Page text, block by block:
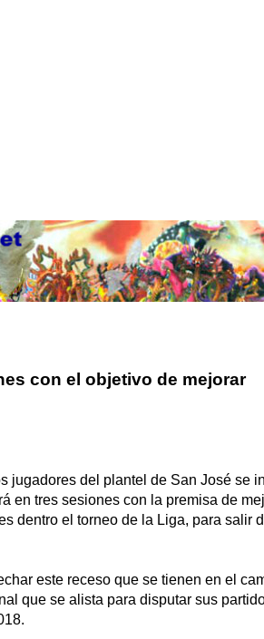
con el objetivo de mejorar
jugadores del plantel de San José se
en tres sesiones con la premisa de
dentro el torneo de la Liga, para salir
este receso que se tienen en el
que se alista para disputar sus